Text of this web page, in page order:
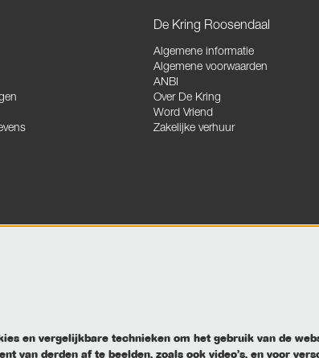
De Kring Roosendaal
Algemene informatie
Algemene voorwaarden
ANBI
Over De Kring
Word Vriend
Zakelijke verhuur
en vergelijkbare technieken om het gebruik van de
van derden af te beelden, zoals ook video’s, en voor